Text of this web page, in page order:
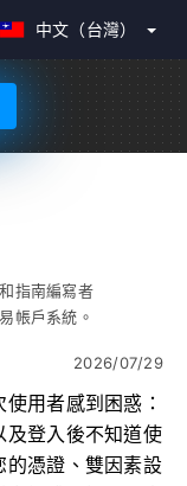
中文（台灣）
指南編寫者
帳戶系統。
2026/07/29
用者感到困惑：
及登入後不知道使
憑證、雙因素設